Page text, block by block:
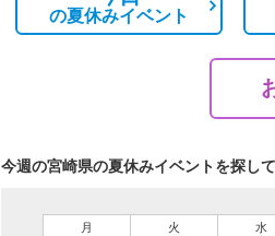
の夏休みイベント
今週の宮崎県の夏休みイベントを探し
月 火 水